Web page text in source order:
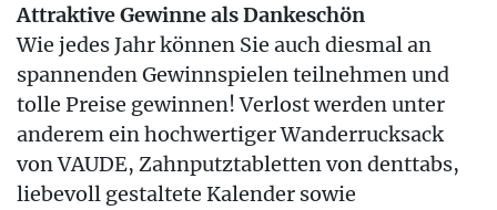
Attraktive Gewinne als Dankeschön
Wie jedes Jahr können Sie auch diesmal an
spannenden Gewinnspielen teilnehmen und
tolle Preise gewinnen! Verlost werden unter
anderem ein hochwertiger Wanderrucksack
von VAUDE, Zahnputztabletten von denttabs,
liebevoll gestaltete Kalender sowie